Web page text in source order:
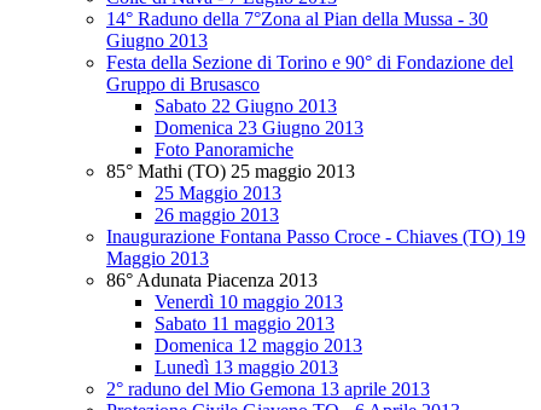
14° Raduno della 7°Zona al Pian della Mussa - 30
Giugno 2013
Festa della Sezione di Torino e 90° di Fondazione del
Gruppo di Brusasco
Sabato 22 Giugno 2013
Domenica 23 Giugno 2013
Foto Panoramiche
85° Mathi (TO) 25 maggio 2013
25 Maggio 2013
26 maggio 2013
Inaugurazione Fontana Passo Croce - Chiaves (TO) 19
Maggio 2013
86° Adunata Piacenza 2013
Venerdì 10 maggio 2013
Sabato 11 maggio 2013
Domenica 12 maggio 2013
Lunedì 13 maggio 2013
2° raduno del Mio Gemona 13 aprile 2013